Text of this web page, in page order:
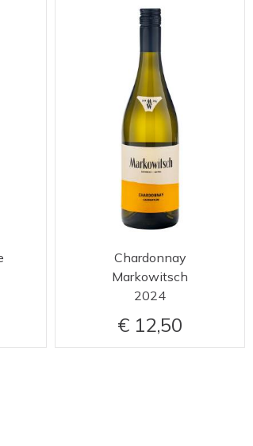
Chardonnay
Markowitsch
2024
12,50